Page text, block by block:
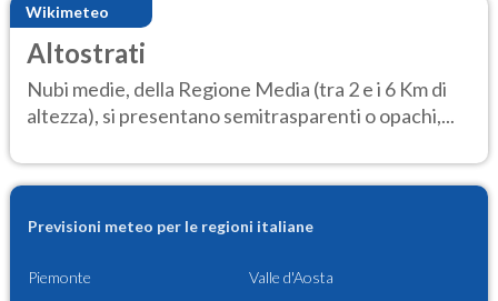
Wikimeteo
Altostrati
Nubi medie, della Regione Media (tra 2 e i 6 Km di
altezza), si presentano semitrasparenti o opachi,...
Previsioni meteo per le regioni italiane
Piemonte Valle d'Aosta